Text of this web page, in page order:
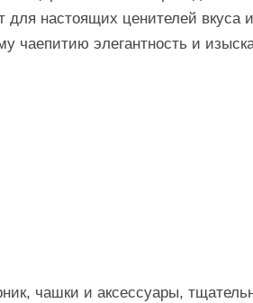
для настоящих ценителей
чаепитию элегантность и
чашки и аксессуары,